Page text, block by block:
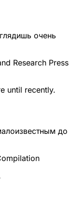
очень
Research Press
until recently.
до